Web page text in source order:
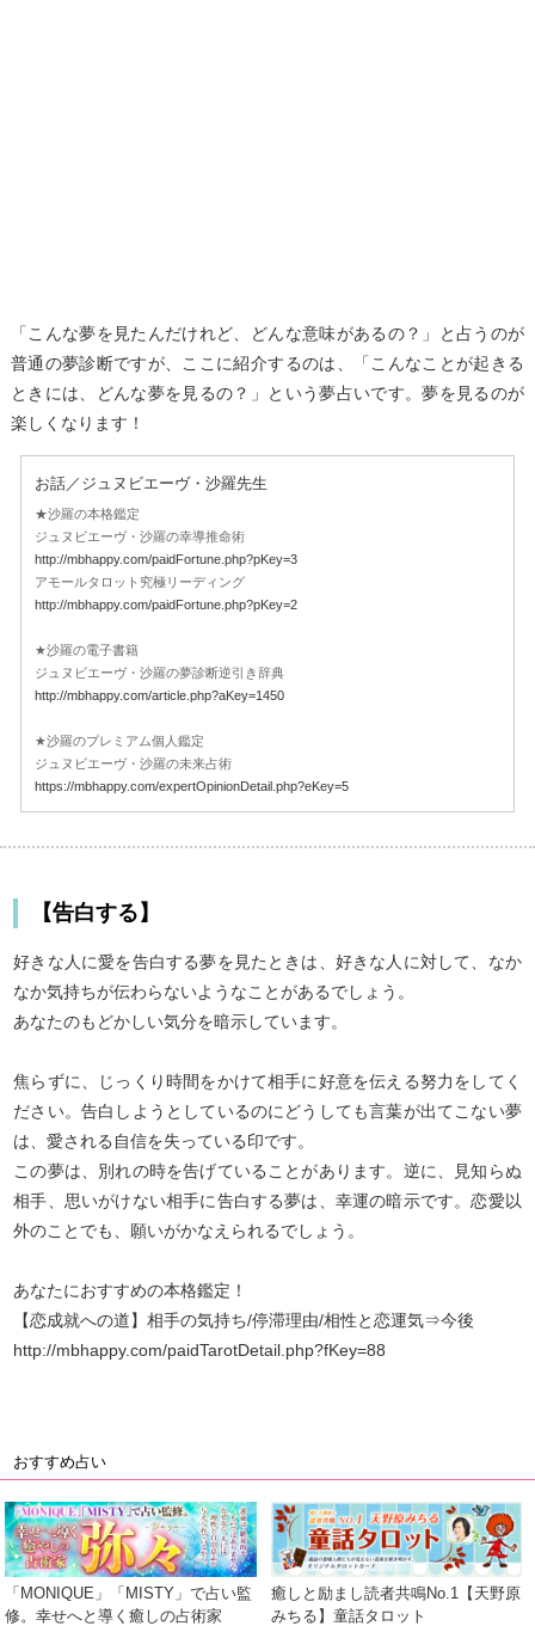
「こんな夢を見たんだけれど、どんな意味があるの？」と占うのが
普通の夢診断ですが、ここに紹介するのは、「こんなことが起きる
ときには、どんな夢を見るの？」という夢占いです。夢を見るのが
楽しくなります！
お話／ジュヌビエーヴ・沙羅先生
★沙羅の本格鑑定
ジュヌビエーヴ・沙羅の幸導推命術
http://mbhappy.com/paidFortune.php?pKey=3
アモールタロット究極リーディング
http://mbhappy.com/paidFortune.php?pKey=2
★沙羅の電子書籍
ジュヌビエーヴ・沙羅の夢診断逆引き辞典
http://mbhappy.com/article.php?aKey=1450
★沙羅のプレミアム個人鑑定
ジュヌビエーヴ・沙羅の未来占術
https://mbhappy.com/expertOpinionDetail.php?eKey=5
【告白する】
好きな人に愛を告白する夢を見たときは、好きな人に対して、なか
なか気持ちが伝わらないようなことがあるでしょう。
あなたのもどかしい気分を暗示しています。
焦らずに、じっくり時間をかけて相手に好意を伝える努力をしてく
ださい。告白しようとしているのにどうしても言葉が出てこない夢
は、愛される自信を失っている印です。
この夢は、別れの時を告げていることがあります。逆に、見知らぬ
相手、思いがけない相手に告白する夢は、幸運の暗示です。恋愛以
外のことでも、願いがかなえられるでしょう。
あなたにおすすめの本格鑑定！
【恋成就への道】相手の気持ち/停滞理由/相性と恋運気⇒今後
http://mbhappy.com/paidTarotDetail.php?fKey=88
おすすめ占い
「MONIQUE」「MISTY」で占い監
修。幸せへと導く癒しの占術家
癒しと励まし読者共鳴No.1【天野原
みちる】童話タロット